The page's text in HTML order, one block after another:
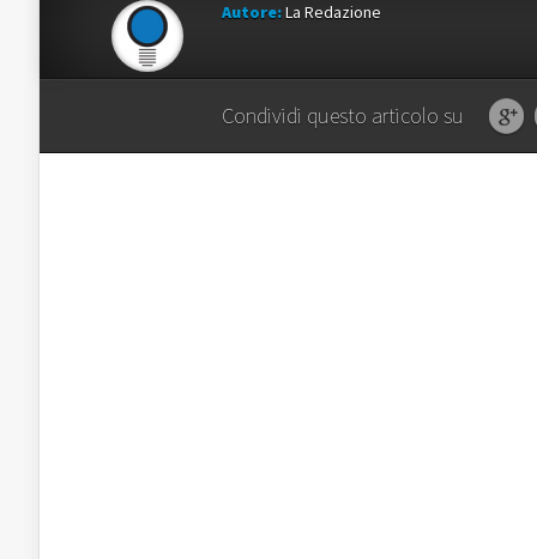
Autore:La Redazione
Condividi questo articolo su